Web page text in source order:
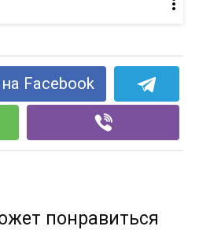
Facebook
понравиться